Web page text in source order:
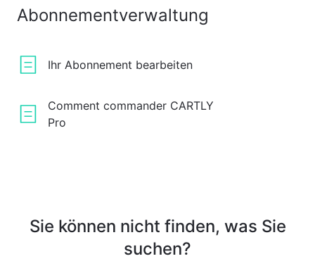
Abonnementverwaltung
Ihr Abonnement bearbeiten
Comment commander CARTLY
Pro
Sie können nicht finden, was Sie
suchen?